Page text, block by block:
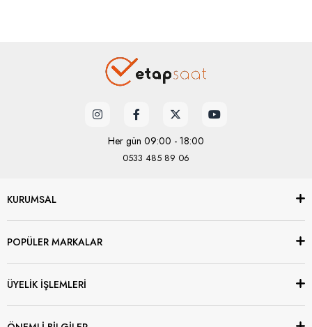
Her gün 09:00 - 18:00
0533 485 89 06
KURUMSAL
POPÜLER MARKALAR
ÜYELİK İŞLEMLERİ